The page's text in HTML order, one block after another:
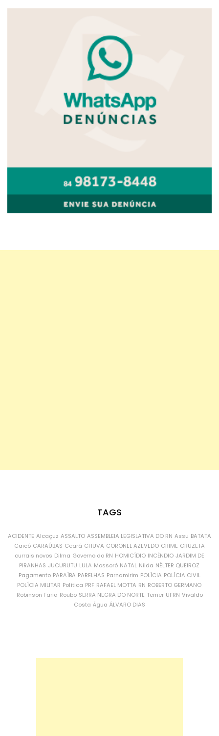
TAGS
ACIDENTE Alcaçuz ASSALTO ASSEMBLEIA LEGISLATIVA DO RN Assu BATATA
Caicó CARAÚBAS Ceará CHUVA CORONEL AZEVEDO CRIME CRUZETA
currais novos Dilma Governo do RN HOMICÍDIO INCÊNDIO JARDIM DE
PIRANHAS JUCURUTU LULA Mossoró NATAL Nilda NÉLTER QUEIROZ
Pagamento PARAÍBA PARELHAS Parnamirim POLÍCIA POLÍCIA CIVIL
POLÍCIA MILITAR Política PRF RAFAEL MOTTA RN ROBERTO GERMANO
Robinson Faria Roubo SERRA NEGRA DO NORTE Temer UFRN Vivaldo
Costa Água ÁLVARO DIAS